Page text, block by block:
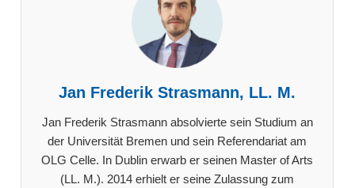
Jan Frederik Strasmann, LL. M.
Jan Frederik Strasmann absolvierte sein Studium an
der Universität Bremen und sein Referendariat am
OLG Celle. In Dublin erwarb er seinen Master of Arts
(LL. M.). 2014 erhielt er seine Zulassung zum